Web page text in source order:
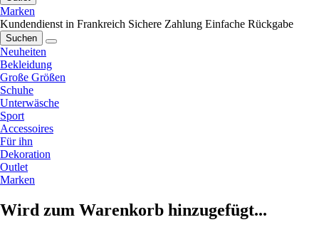
Marken
Kundendienst in Frankreich Sichere Zahlung Einfache Rückgabe
Suchen
Neuheiten
Bekleidung
Große Größen
Schuhe
Unterwäsche
Sport
Accessoires
Für ihn
Dekoration
Outlet
Marken
Wird zum Warenkorb hinzugefügt...